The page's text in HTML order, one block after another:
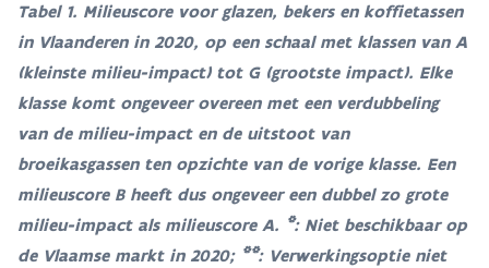
Tabel 1. Milieuscore voor glazen, bekers en koffietassen
in Vlaanderen in 2020, op een schaal met klassen van A
(kleinste milieu-impact) tot G (grootste impact). Elke
klasse komt ongeveer overeen met een verdubbeling
van de milieu-impact en de uitstoot van
broeikasgassen ten opzichte van de vorige klasse. Een
milieuscore B heeft dus ongeveer een dubbel zo grote
milieu-impact als milieuscore A. *: Niet beschikbaar op
de Vlaamse markt in 2020; **: Verwerkingsoptie niet